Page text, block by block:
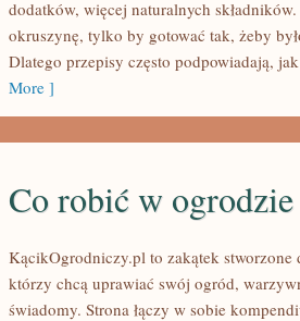
dodatków, więcej naturalnych
okruszynę, tylko by gotować tak, żeby
Dlatego przepisy często podpowiadają,
More ]
Co robić w
KącikOgrodniczy.pl to zakątek
którzy chcą uprawiać swój ogród,
świadomy. Strona łączy w sobie